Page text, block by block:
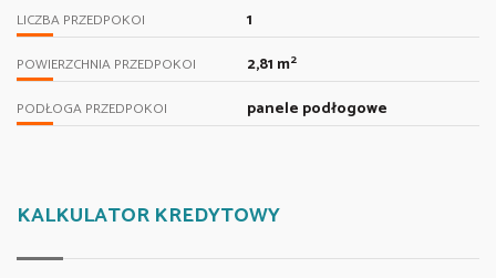
LICZBA PRZEDPOKOI 1
POWIERZCHNIA PRZEDPOKOI 2,81 m2
PODŁOGA PRZEDPOKOI panele podłogowe
KALKULATOR KREDYTOWY